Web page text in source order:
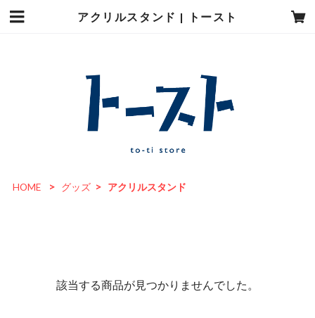
アクリルスタンド | トースト
HOME グッズ アクリルスタンド
該当する商品が見つかりませんでした。